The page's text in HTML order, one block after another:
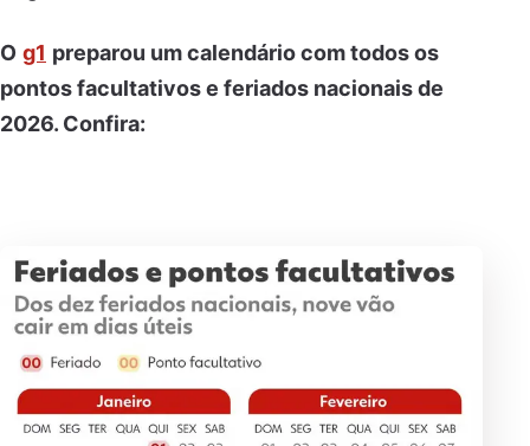
O g1 preparou um calendário com todos os
pontos facultativos e feriados nacionais de
2026. Confira: